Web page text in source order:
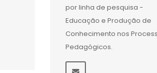
por linha de pesquisa -
Educação e Produção de
Conhecimento nos
Pedagógicos.